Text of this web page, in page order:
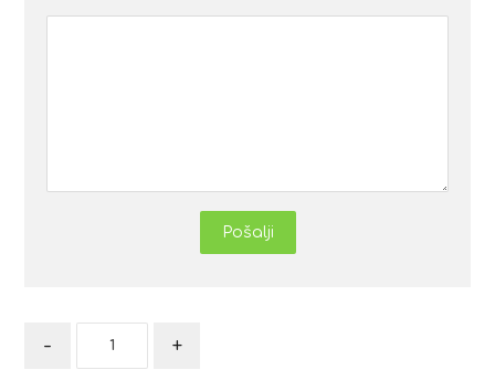
Pošalji
- +